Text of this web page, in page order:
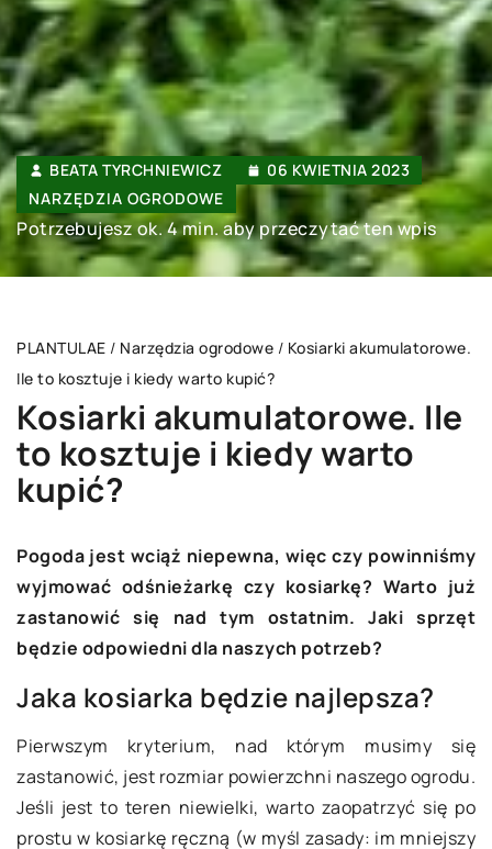
BEATA TYRCHNIEWICZ
06 KWIETNIA 2023
NARZĘDZIA OGRODOWE
Potrzebujesz ok. 4 min. aby przeczytać ten wpis
PLANTULAE / Narzędzia ogrodowe / Kosiarki akumulatorowe.
Ile to kosztuje i kiedy warto kupić?
Kosiarki akumulatorowe. Ile
to kosztuje i kiedy warto
kupić?
Pogoda jest wciąż niepewna, więc czy powinniśmy
wyjmować odśnieżarkę czy kosiarkę? Warto już
zastanowić się nad tym ostatnim. Jaki sprzęt
będzie odpowiedni dla naszych potrzeb?
Jaka kosiarka będzie najlepsza?
Pierwszym kryterium, nad którym musimy się
zastanowić, jest rozmiar powierzchni naszego ogrodu.
Jeśli jest to teren niewielki, warto zaopatrzyć się po
prostu w kosiarkę ręczną (w myśl zasady: im mniejszy